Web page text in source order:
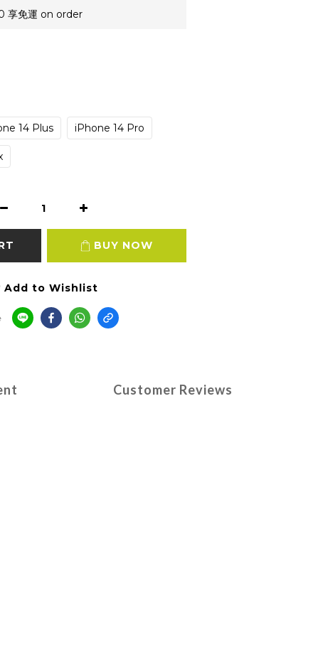
享免運 on order
14 Plus iPhone 14 Pro
BUY NOW
Add to Wishlist
Customer Reviews